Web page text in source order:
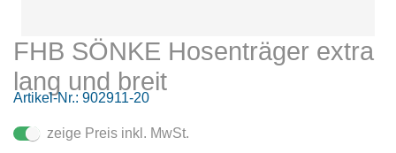
FHB SÖNKE Hosenträger extra
lang und breit
Artikel-Nr.: 902911-20
zeige Preis inkl. MwSt.